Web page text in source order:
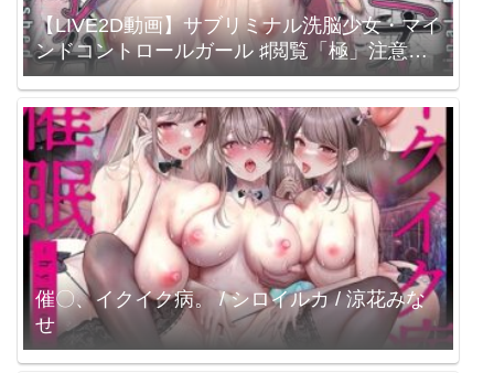
【LIVE2D動画】サブリミナル洗脳少女・マイ
ンドコントロールガール ♯閲覧「極」注意の
白目を剥くほど気持ちイイ♡サブリミナル映
像 / シロイルカ
催〇、イクイク病。 / シロイルカ / 涼花みな
せ